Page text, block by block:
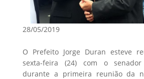
28/05/2019
O Prefeito Jorge Duran esteve
sexta-feira (24) com o
durante a primeira reunião da